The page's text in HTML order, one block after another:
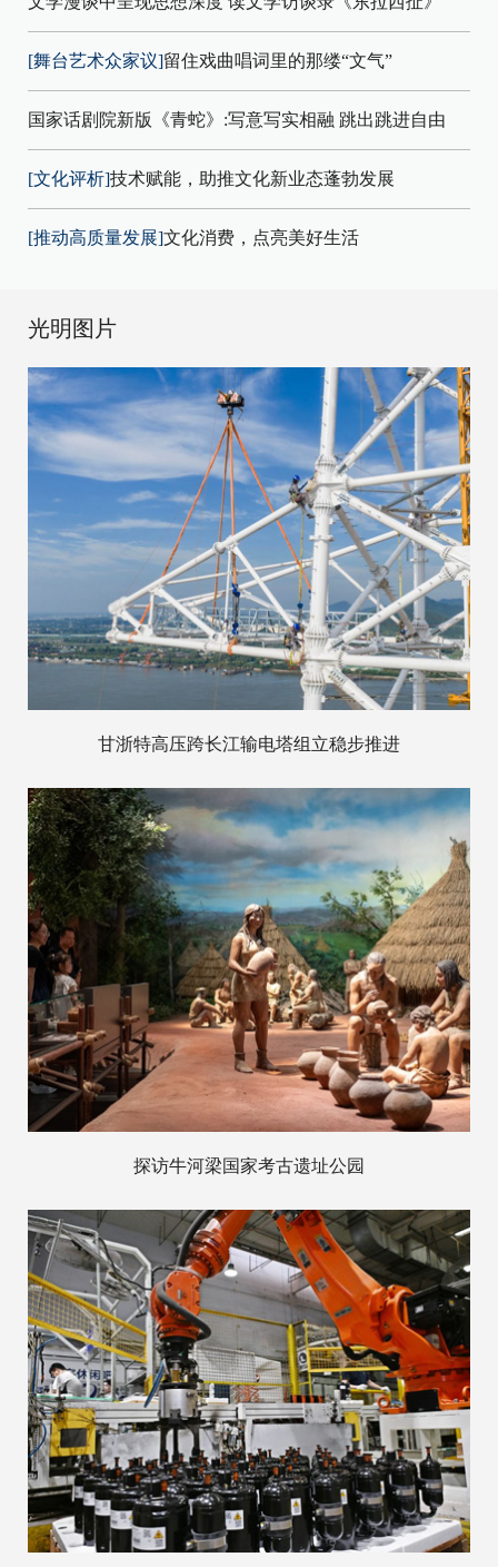
[舞台艺术众家议]留住戏曲唱词里的那缕“文气”
国家话剧院新版《青蛇》:写意写实相融 跳出跳进自由
[文化评析]技术赋能，助推文化新业态蓬勃发展
[推动高质量发展]文化消费，点亮美好生活
光明图片
甘浙特高压跨长江输电塔组立稳步推进
探访牛河梁国家考古遗址公园